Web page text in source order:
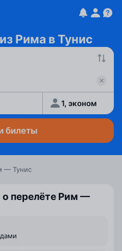
Рима в Тунис
1, эконом
билеты
— Тунис
перелёте Рим —